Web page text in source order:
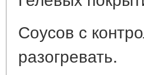
Соусов с
разогревать.